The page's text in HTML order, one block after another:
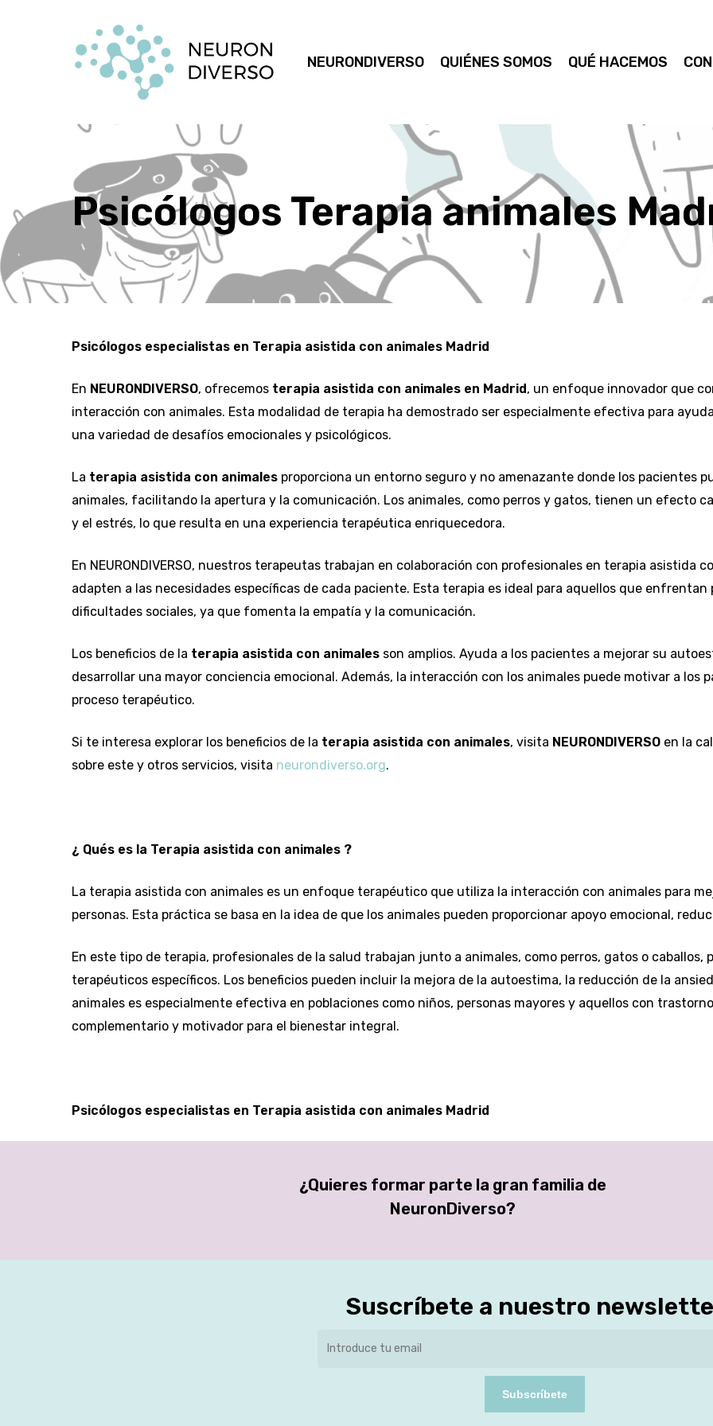
NEURONDIVERSO QUIÉNES SOMOS QUÉ HACEMOS
Psicólogos Terapia animales
Psicólogos especialistas en Terapia asistida con animales Madrid
En NEURONDIVERSO, ofrecemos terapia asistida con animales en Madrid, un enfoque innovador que
interacción con animales. Esta modalidad de terapia ha demostrado ser especialmente efectiva para
una variedad de desafíos emocionales y psicológicos.
La terapia asistida con animales proporciona un entorno seguro y no amenazante donde los pacientes
animales, facilitando la apertura y la comunicación. Los animales, como perros y gatos, tienen un efecto
y el estrés, lo que resulta en una experiencia terapéutica enriquecedora.
En NEURONDIVERSO, nuestros terapeutas trabajan en colaboración con profesionales en terapia asistida
adapten a las necesidades específicas de cada paciente. Esta terapia es ideal para aquellos que
dificultades sociales, ya que fomenta la empatía y la comunicación.
Los beneficios de la terapia asistida con animales son amplios. Ayuda a los pacientes a mejorar su
desarrollar una mayor conciencia emocional. Además, la interacción con los animales puede motivar a los
proceso terapéutico.
Si te interesa explorar los beneficios de la terapia asistida con animales, visita NEURONDIVERSO en la
sobre este y otros servicios, visita neurondiverso.org.
¿ Qués es la Terapia asistida con animales ?
La terapia asistida con animales es un enfoque terapéutico que utiliza la interacción con animales para
personas. Esta práctica se basa en la idea de que los animales pueden proporcionar apoyo emocional,
En este tipo de terapia, profesionales de la salud trabajan junto a animales, como perros, gatos o
terapéuticos específicos. Los beneficios pueden incluir la mejora de la autoestima, la reducción de la
animales es especialmente efectiva en poblaciones como niños, personas mayores y aquellos con
complementario y motivador para el bienestar integral.
Psicólogos especialistas en Terapia asistida con animales Madrid
¿Quieres formar parte la gran familia de
NeuronDiverso?
Suscríbete a nuestro
Subscríbete